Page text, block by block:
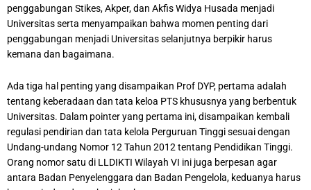
penggabungan Stikes, Akper, dan Akfis Widya Husada menjadi
Universitas serta menyampaikan bahwa momen penting dari
penggabungan menjadi Universitas selanjutnya berpikir harus
kemana dan bagaimana.
Ada tiga hal penting yang disampaikan Prof DYP, pertama adalah
tentang keberadaan dan tata keloa PTS khususnya yang berbentuk
Universitas. Dalam pointer yang pertama ini, disampaikan kembali
regulasi pendirian dan tata kelola Perguruan Tinggi sesuai dengan
Undang-undang Nomor 12 Tahun 2012 tentang Pendidikan Tinggi.
Orang nomor satu di LLDIKTI Wilayah VI ini juga berpesan agar
antara Badan Penyelenggara dan Badan Pengelola, keduanya harus